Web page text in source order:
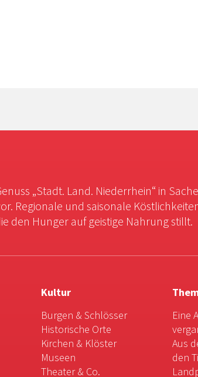
„Stadt. Land. Niederrhein“ in
Regionale und saisonale
den Hunger auf geistige Nahrung stillt.
Kultur
Burgen & Schlösser
Historische Orte
Kirchen & Klöster
Museen
Theater & Co.
Eine
Aus
den